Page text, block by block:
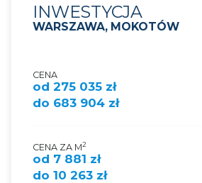
INWESTYCJA
WARSZAWA, MOKOTÓW
CENA
od 275 035 zł
do 683 904 zł
CENA ZA M2
od 7 881 zł
do 10 263 zł